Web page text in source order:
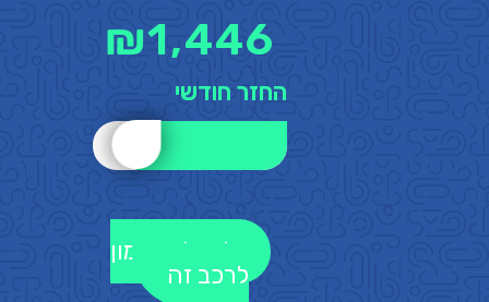
1,446
₪
החזר חודשי
לקבלת מימון
לרכב זה